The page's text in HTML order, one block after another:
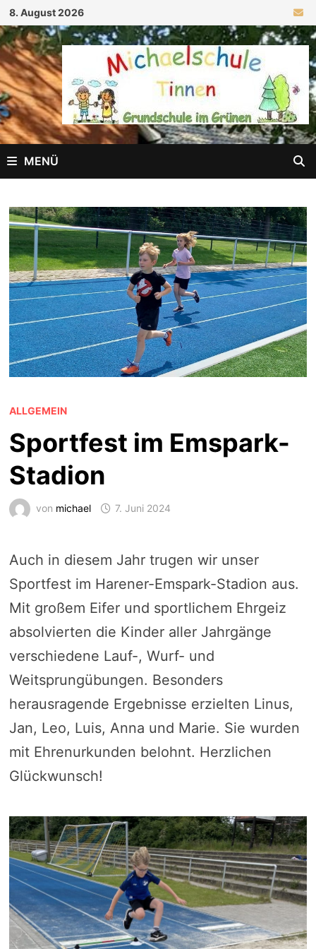
Zum
Inhalt
springen
8. August 2026
MENÜ
ALLGEMEIN
Sportfest im Emspark-
Stadion
von michael 7. Juni 2024
Auch in diesem Jahr trugen wir unser
Sportfest im Harener-Emspark-Stadion aus.
Mit großem Eifer und sportlichem Ehrgeiz
absolvierten die Kinder aller Jahrgänge
verschiedene Lauf-, Wurf- und
Weitsprungübungen. Besonders
herausragende Ergebnisse erzielten Linus,
Jan, Leo, Luis, Anna und Marie. Sie wurden
mit Ehrenurkunden belohnt. Herzlichen
Glückwunsch!